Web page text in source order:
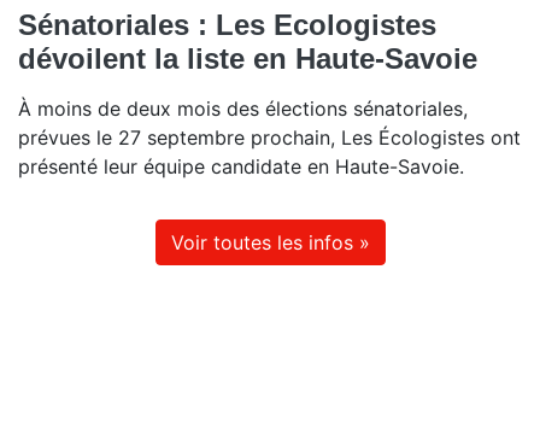
Sénatoriales : Les Ecologistes
dévoilent la liste en Haute-Savoie
À moins de deux mois des élections sénatoriales,
prévues le 27 septembre prochain, Les Écologistes ont
présenté leur équipe candidate en Haute-Savoie.
Voir toutes les infos »